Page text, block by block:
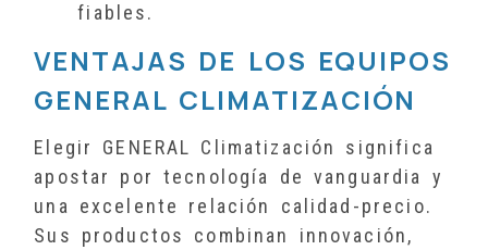
fiables.
VENTAJAS DE LOS EQUIPOS
GENERAL CLIMATIZACIÓN
Elegir GENERAL Climatización significa
apostar por tecnología de vanguardia y
una excelente relación calidad-precio.
Sus productos combinan innovación,